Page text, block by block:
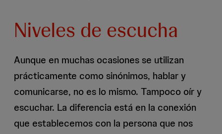
Niveles de escucha
Aunque en muchas ocasiones se utilizan
prácticamente como sinónimos, hablar y
comunicarse, no es lo mismo. Tampoco oír y
escuchar. La diferencia está en la conexión
que establecemos con la persona que nos